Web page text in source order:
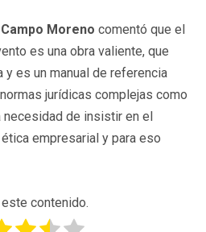
Moreno comentó que el
es una obra valiente, que
y es un manual de referencia
jurídicas complejas como
necesidad de insistir en el
empresarial y para eso
contenido.